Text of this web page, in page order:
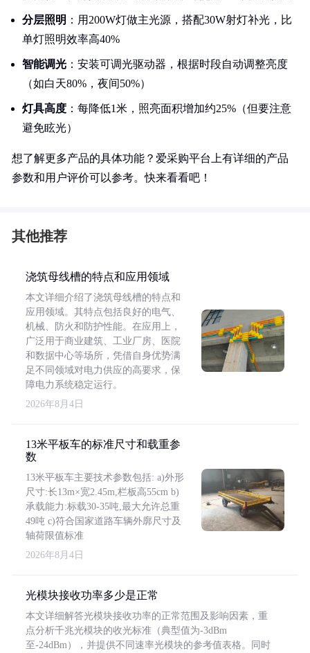
分层照明 ：用200W灯做主光源，搭配30W射灯补光，比
单灯照明效率高40%
智能调光 ：安装可调光驱动器，根据时段自动调整亮度
（如白天80%，夜间50%）
灯具高度 ：每降低1米，照亮面积增加约25%（但要注意
避免眩光）
想了解更多产品的具体功能？爱采购平台上有详细的产品
参数和用户评价可以参考。快来看看吧！
其他推荐
浇筑母线槽的特点和应用领域
本文详细介绍了浇筑母线槽的特点和
应用领域。其特点包括良好的电气、
机械、防火和防护性能。在应用上，
广泛用于商业建筑、工业厂房、医院
和数据中心等场所，凭借自身优势满
足不同领域对电力供应的高要求，保
障电力系统稳定运行。
2026年8月4日
13米平板车的标准尺寸和载重参
数
13米平板车主要技术参数包括: a)外形
尺寸:长13m×宽2.45m,栏板高55cm b)
承载能力:标载30-35吨,最大允许总重
49吨 c)符合国家道路车辆外廓尺寸及
轴荷限值标准
2026年8月4日
光模块接收功率多少是正常
本文详细解答光模块接收功率的正常范围及影响因素，重
点分析千兆光模块的收光标准（典型值为-3dBm
至-24dBm），并提供不同速率光模块的参考值表格。同时